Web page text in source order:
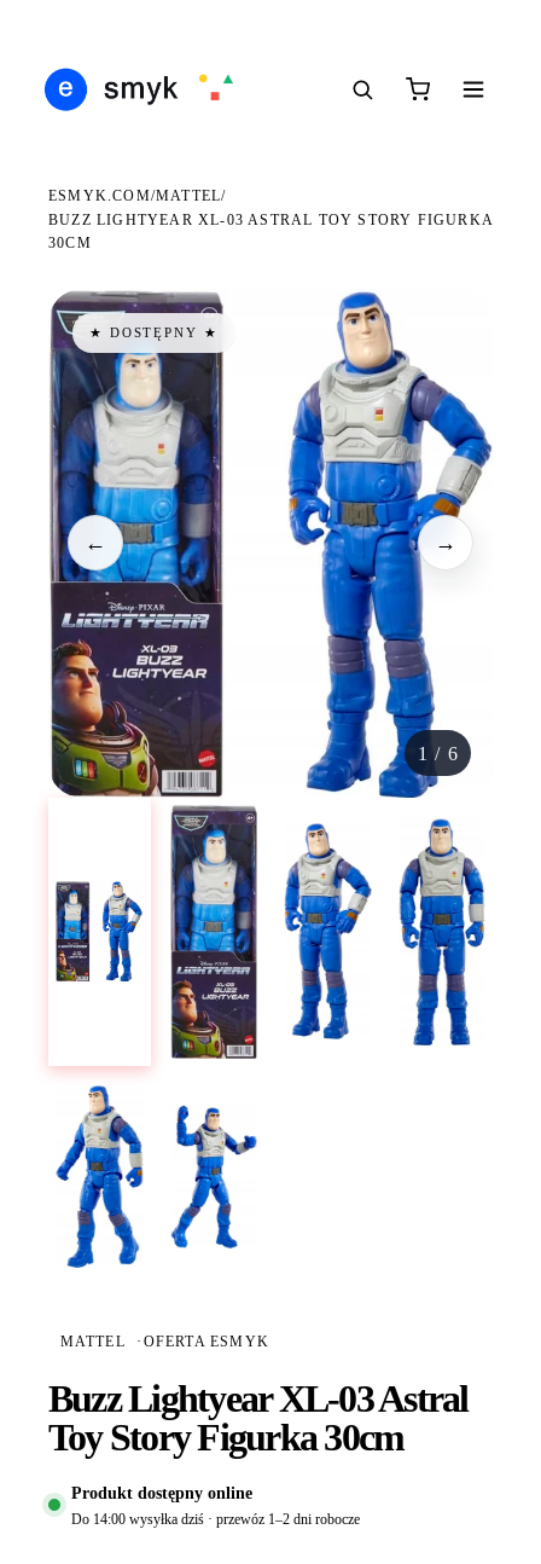
ESMYK.COM/MATTEL/
BUZZ LIGHTYEAR XL-03 ASTRAL TOY STORY FIGURKA
30CM
★ DOSTĘPNY ★
← →
1 / 6
MATTEL · OFERTA ESMYK
Buzz Lightyear XL-03 Astral
Toy Story Figurka 30cm
Produkt dostępny online
Do 14:00 wysyłka dziś · przewóz 1–2 dni robocze